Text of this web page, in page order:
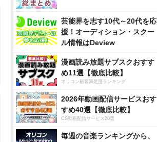
芸能界を志す10代～20代を応
援！オーディション・スクー
ル情報はDeview
漫画読み放題サブスクおすす
め11選【徹底比較】
オリコン顧客満足度ランキング
2026年動画配信サービスおす
すめ40選【徹底比較】
CS動画配信サービス20選
毎週の音楽ランキングから、